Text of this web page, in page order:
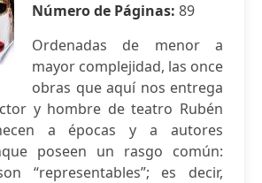
Número de Páginas: 89
Ordenadas de menor a
mayor complejidad, las once
obras que aquí nos entrega
y hombre de teatro Rubén
a épocas y a autores
poseen un rasgo común:
“representables”; es decir,